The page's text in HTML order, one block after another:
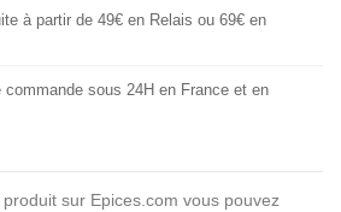
à partir de 49€ en Relais ou 69€ en
commande sous 24H en France et en
sur Epices.com vous pouvez